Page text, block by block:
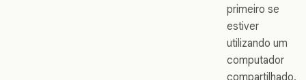
primeiro se
estiver
utilizando um
computador
compartilhado.